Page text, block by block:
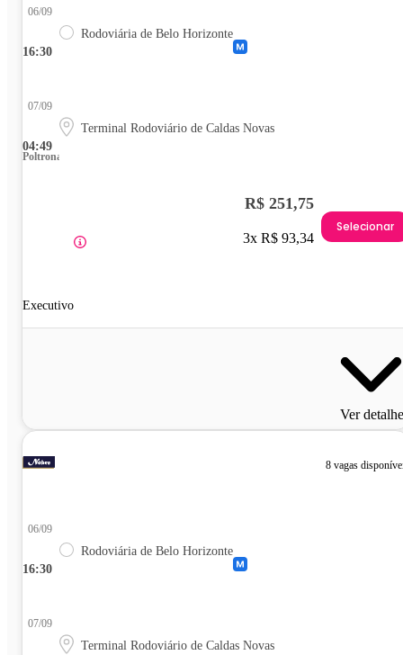
16:30
06/09
Rodoviária de Belo Horizonte
04:49
07/09
Terminal Rodoviário de Caldas Novas
Poltrona
Executivo
R$ 251,75
3x R$ 93,34
Selecionar
Ver
8 vagas
16:30
06/09
Rodoviária de Belo Horizonte
07/09
Terminal Rodoviário de Caldas Novas